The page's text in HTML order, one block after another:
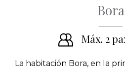
Bora
Máx. 2
La habitación Bora, en la